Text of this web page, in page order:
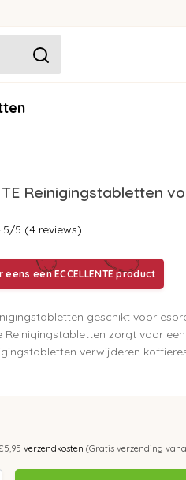
Reinigingstabletten
5 (4 reviews)
eens een ECCELLENTE product
geschikt voor
Reinigingstabletten zorgt voor
verwijderen
verzendkosten (Gratis verzending